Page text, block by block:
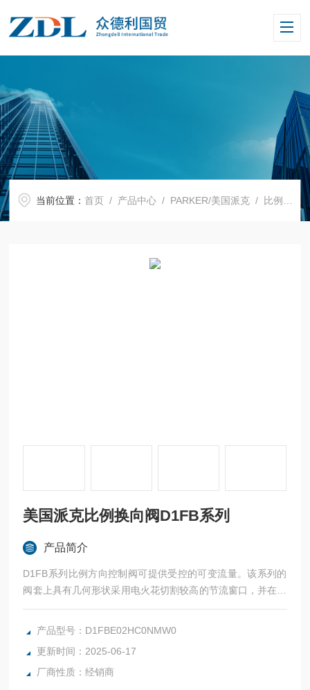
当前位置：首页 / 产品中心 / PARKER/美国派克 / 比例阀 /
美国派克比例换向阀D1FB系列
产品简介
D1FB系列比例方向控制阀可提供受控的可变流量。该系列的
阀套上具有几何形状采用电火花切割较高的节流窗口，并在加
工过程中采取了特殊的调整方法，从而实现了阀与阀之间的高
度重复性和ji高的精度。美国派克比例换向阀D1FB系列D1FBE
产品型号：D1FBE02HC0NMW0
更新时间：2025-06-17
厂商性质：经销商